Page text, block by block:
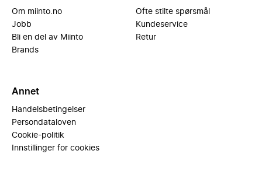
Om miinto.no
Jobb
Bli en del av Miinto
Brands
Ofte stilte spørsmål
Kundeservice
Retur
Annet
Handelsbetingelser
Persondataloven
Cookie-politik
Innstillinger for cookies